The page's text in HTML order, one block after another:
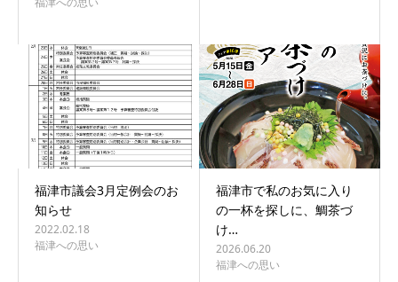
福津市議会3月定例会のお
知らせ
2022.02.18
福津への思い
福津市で私のお気に入り
の一杯を探しに、鯛茶づ
け…
2026.06.20
福津への思い